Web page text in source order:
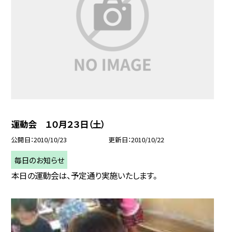
運動会 １０月２３日（土）
公開日 2010/10/23 更新日 2010/10/22
毎日のお知らせ
本日の運動会は、予定通り実施いたします。